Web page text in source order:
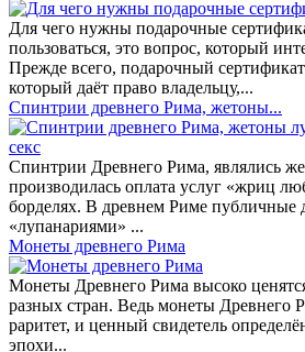
Для чего нужны подарочные
пользоваться, это вопрос, который
Прежде всего, подарочный
который даёт право владельцу,...
Спинтрии древнего Рима, жетоны...
Спинтрии Древнего Рима, являлись
производилась оплата услуг «жриц
борделях. В древнем Риме публичные
«лупанариями» ...
Монеты древнего Рима
Монеты Древнего Рима высоко
разных стран. Ведь монеты Древнего
раритет, и ценный свидетель
эпохи...